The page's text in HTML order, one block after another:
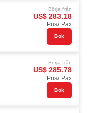
Börja från
US$ 283.18
Pris/ Pax
Bok
Börja från
US$ 285.78
Pris/ Pax
Bok